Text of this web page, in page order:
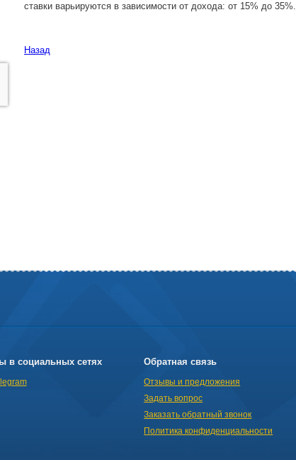
ставки варьируются в зависимости от дохода: от 15% до 35%.
Назад
в социальных сетях Обратная связь
Отзывы и предложения
Задать вопрос
Заказать обратный звонок
Политика конфиденциальности